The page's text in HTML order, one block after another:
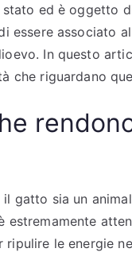
ed è oggetto
essere associato
In questo
che riguardano
il gatto sia un
estremamente
ripulire le energie